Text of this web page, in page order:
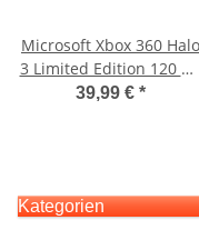
Microsoft Xbox 360 Halo
3 Limited Edition 120 Gb
HDD Festplatte
39,99 € *
Kategorien